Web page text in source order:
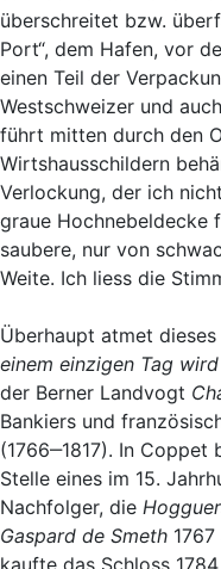
überschreitet bzw.
Port“, dem Hafen, vor
einen Teil der
Westschweizer und
führt mitten durch den
Wirtshausschildern
Verlockung, der ich
graue Hochnebeldecke
saubere, nur von
Weite. Ich liess die
Überhaupt atmet
einem einzigen Tag
der Berner Landvogt
Bankiers und
(1766‒1817). In
Stelle eines im 15.
Nachfolger, die
Gaspard de Smeth
kaufte das Schloss